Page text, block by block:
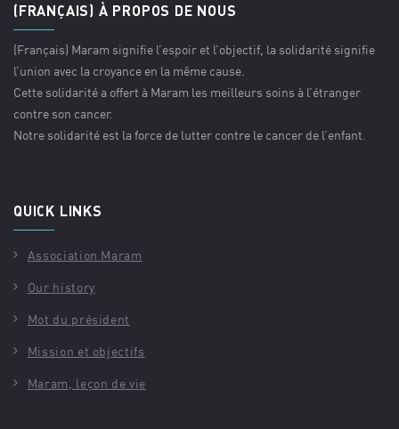
(FRANÇAIS) À PROPOS DE NOUS
(Français) Maram signifie l’espoir et l’objectif, la solidarité signifie
l’union avec la croyance en la même cause.
Cette solidarité a offert à Maram les meilleurs soins à l’étranger
contre son cancer.
Notre solidarité est la force de lutter contre le cancer de l’enfant.
QUICK LINKS
Association Maram
Our history
Mot du président
Mission et objectifs
Maram, leçon de vie